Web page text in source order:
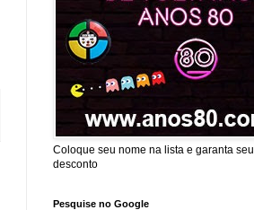
Coloque seu nome na lista e garanta seu
desconto
Pesquise no Google